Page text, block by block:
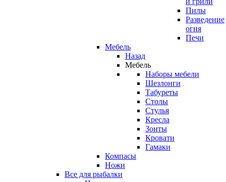
Пилы
Разведение
огня
Печи
Мебель
Назад
Мебель
Наборы мебели
Шезлонги
Табуреты
Столы
Стулья
Кресла
Зонты
Кровати
Гамаки
Компасы
Ножи
Все для рыбалки